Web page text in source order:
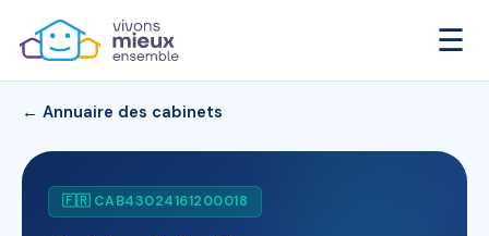
☰
← Annuaire des cabinets
🇫🇷 CAB43024161200018